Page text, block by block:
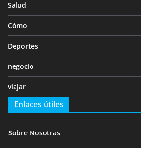
Salud
Cómo
Deportes
negocio
viajar
Enlaces útiles
Sobre Nosotras